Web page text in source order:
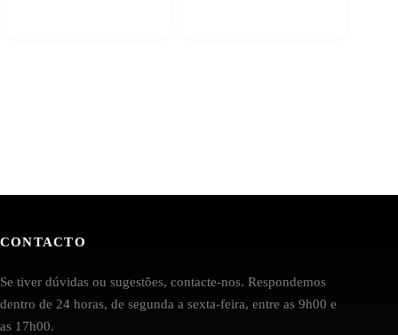
CONTACTO
Se tiver dúvidas ou sugestões, contacte-nos. Respondemos
dentro de 24 horas, de segunda a sexta-feira, entre as 9h00 e
as 17h00.